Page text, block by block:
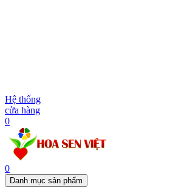
Hệ thống
cửa hàng
0
0
Danh mục sản phẩm